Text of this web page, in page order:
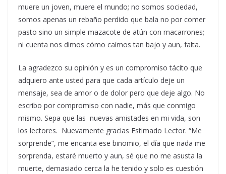
muere un joven, muere el mundo; no somos sociedad,
somos apenas un rebaño perdido que bala no por comer
pasto sino un simple mazacote de atún con macarrones;
ni cuenta nos dimos cómo caímos tan bajo y aun, falta.
La agradezco su opinión y es un compromiso tácito que
adquiero ante usted para que cada artículo deje un
mensaje, sea de amor o de dolor pero que deje algo. No
escribo por compromiso con nadie, más que conmigo
mismo. Sepa que las nuevas amistades en mi vida, son
los lectores. Nuevamente gracias Estimado Lector. “Me
sorprende”, me encanta ese binomio, el día que nada me
sorprenda, estaré muerto y aun, sé que no me asusta la
muerte, demasiado cerca la he tenido y solo es cuestión